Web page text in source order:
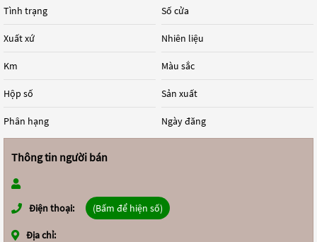
Tình trạng
Xuất xứ
Km
Hộp số
Phân hạng
Số cửa
Nhiên liệu
Màu sắc
Sản xuất
Ngày đăng
Thông tin người bán
Điện thoại: (Bấm để hiện số)
Địa chỉ: